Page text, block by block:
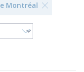
Montréal